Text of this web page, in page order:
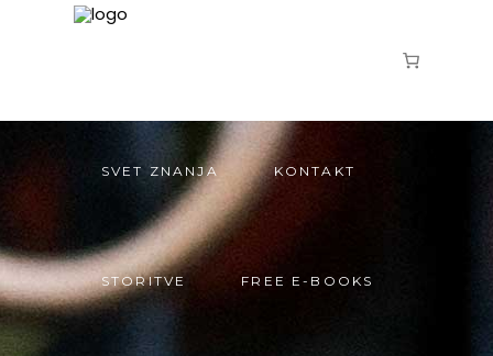
SVET ZNANJA KONTAKT
STORITVE FREE E-BOOKS